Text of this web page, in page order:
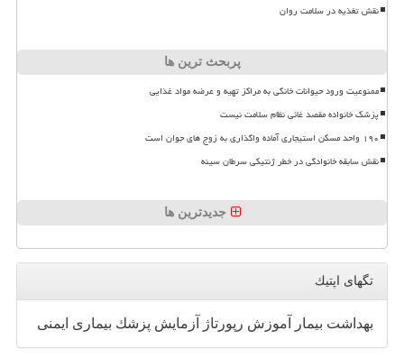
نقش تغذیه در سلامت روان
پربحث ترین ها
ممنوعیت ورود حیوانات خانگی به مراکز تهیه و عرضه مواد غذایی
پزشک خانواده مقصد غائی نظام سلامت نیست
۱۹۰ واحد مسکن استیجاری آماده واگذاری به زوج های جوان است
نقش سابقه خانوادگی در خطر ژنتیکی سرطان سینه
جدیدترین ها
تگهای اپتیك
بهداشت بیمار آموزش رپورتاژ آزمایش پزشك بیماری ایمنی